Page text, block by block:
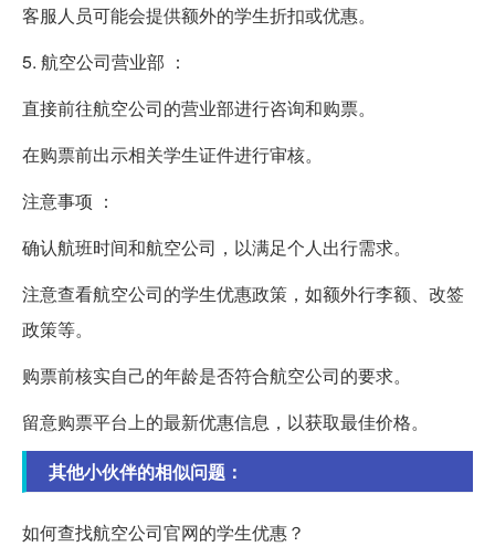
客服人员可能会提供额外的学生折扣或优惠。
5. 航空公司营业部 ：
直接前往航空公司的营业部进行咨询和购票。
在购票前出示相关学生证件进行审核。
注意事项 ：
确认航班时间和航空公司，以满足个人出行需求。
注意查看航空公司的学生优惠政策，如额外行李额、改签
政策等。
购票前核实自己的年龄是否符合航空公司的要求。
留意购票平台上的最新优惠信息，以获取最佳价格。
其他小伙伴的相似问题：
如何查找航空公司官网的学生优惠？